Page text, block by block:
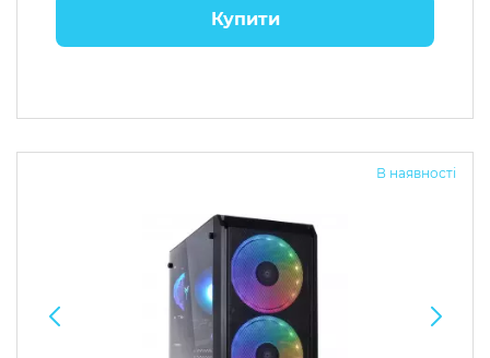
Купити
В наявності